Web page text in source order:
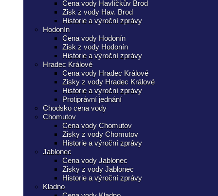
Cena vody Havlíčkův Brod
Zisk z vody Hav. Brod
Historie a výroční zprávy
Hodonín
Cena vody Hodonín
Zisk z vody Hodonín
Historie a výroční zprávy
Hradec Králové
Cena vody Hradec Králové
Zisky z vody Hradec Králové
Historie a výroční zprávy
Protiprávní jednání
Chodsko cena vody
Chomutov
Cena vody Chomutov
Zisky z vody Chomutov
Historie a výroční zprávy
Jablonec
Cena vody Jablonec
Zisky z vody Jablonec
Historie a výroční zprávy
Kladno